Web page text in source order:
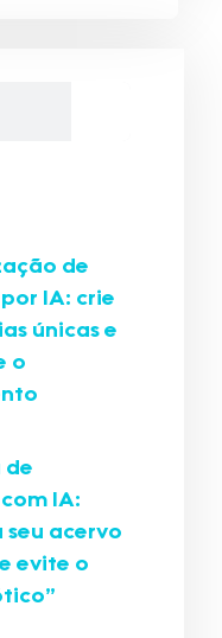
de
IA: crie
únicas e
o
de
IA:
acervo
evite o